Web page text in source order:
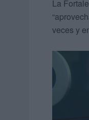
La
veces y